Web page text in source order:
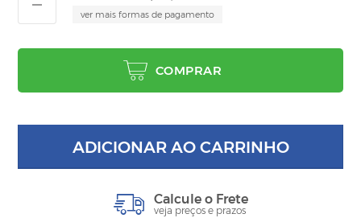
ver mais formas de pagamento
COMPRAR
ADICIONAR AO CARRINHO
Calcule o Frete
veja preços e prazos